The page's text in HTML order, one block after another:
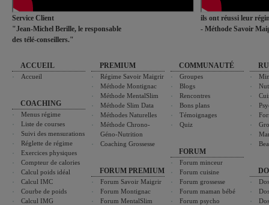
Service Client
"Jean-Michel Berille, le responsable
des télé-conseillers."
ils ont réussi leur
- Méthode Savoir
ACCUEIL
Accueil
COACHING
Menus régime
Liste de courses
Suivi des mensurations
Réglette de régime
Exercices physiques
Compteur de calories
Calcul poids idéal
Calcul IMC
Courbe de poids
Calcul IMG
PREMIUM
Régime Savoir Maigrir
Méthode Montignac
Méthode MentalSlim
Méthode Slim Data
Méthodes Naturelles
Méthode Chrono-
Géno-Nutrition
Coaching Grossesse
FORUM PREMIUM
Forum Savoir Maigrir
Forum Montignac
Forum MentalSlim
COMMUNAUTÉ
Groupes
Blogs
Rencontres
Bons plans
Témoignages
Quiz
FORUM
Forum minceur
Forum cuisine
Forum grossesse
Forum maman bébé
Forum psycho